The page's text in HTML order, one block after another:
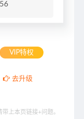
VIP特权
去升级
上本页链接+问题。